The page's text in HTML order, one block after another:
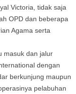
Victoria, tidak saja
OPD dan beberapa
Agama serta
masuk dan jalur
dengan
berkunjung maupun
pelabuhan